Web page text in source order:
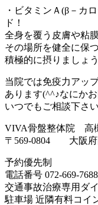
・ビタミンＡ(β－カ
ド！
全身を覆う皮膚や粘
その場所を健全に保
積極的に摂りましょう
当院では免疫力アッ
あります(^^♪なにか
いつでもご相談下
VIVA骨盤整体院 高
〒569-0804 大阪府
予約優先制
電話番号 072-669-7688
交通事故治療専用ダ
駐車場 近隣有料コイ